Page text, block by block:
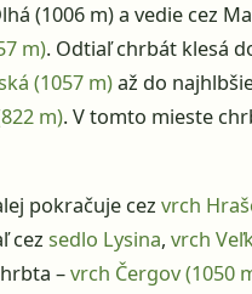
(1006 m) a vedie cez
m). Odtiaľ chrbát klesá
(1057 m)až do
m). V tomto mieste
pokračuje cez vrch
cez sedlo Lysina, vrch
–vrch Čergov (1050